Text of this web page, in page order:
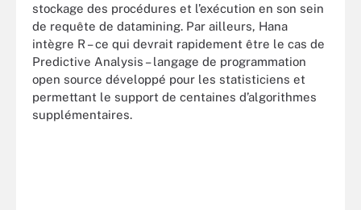
stockage des procédures et l’exécution en son sein
de requête de datamining. Par ailleurs, Hana
intègre R – ce qui devrait rapidement être le cas de
Predictive Analysis – langage de programmation
open source développé pour les statisticiens et
permettant le support de centaines d’algorithmes
supplémentaires.